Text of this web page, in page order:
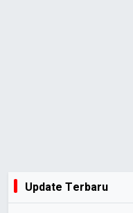
Update Terbaru